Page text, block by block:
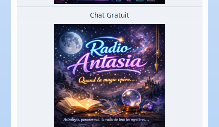
Chat Gratuit